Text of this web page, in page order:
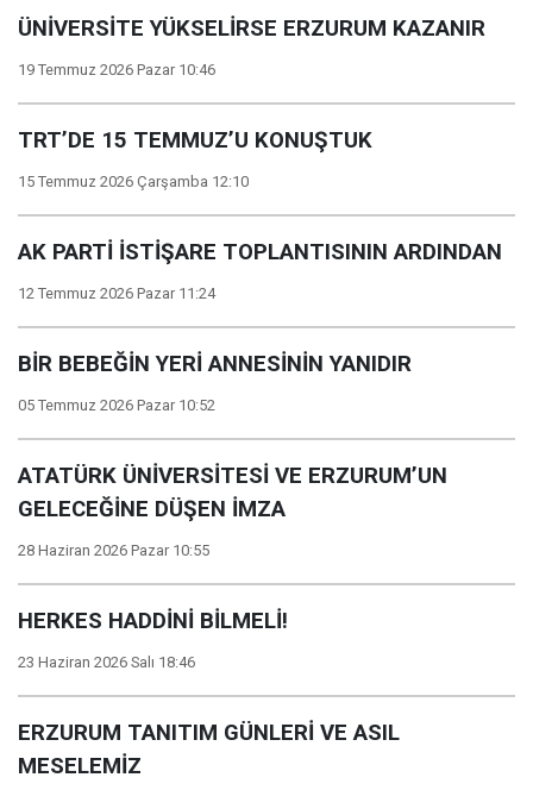
ÜNİVERSİTE YÜKSELİRSE ERZURUM KAZANIR
19 Temmuz 2026 Pazar 10:46
TRT’DE 15 TEMMUZ’U KONUŞTUK
15 Temmuz 2026 Çarşamba 12:10
AK PARTİ İSTİŞARE TOPLANTISININ ARDINDAN
12 Temmuz 2026 Pazar 11:24
BİR BEBEĞİN YERİ ANNESİNİN YANIDIR
05 Temmuz 2026 Pazar 10:52
ATATÜRK ÜNİVERSİTESİ VE ERZURUM’UN
GELECEĞİNE DÜŞEN İMZA
28 Haziran 2026 Pazar 10:55
HERKES HADDİNİ BİLMELİ!
23 Haziran 2026 Salı 18:46
ERZURUM TANITIM GÜNLERİ VE ASIL
MESELEMİZ